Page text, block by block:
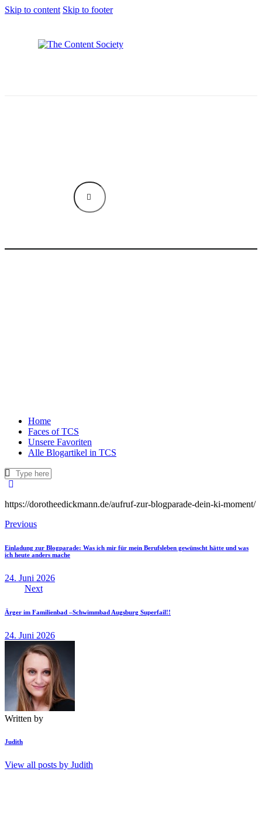
Skip to content Skip to footer
Home
Faces of TCS
Unsere Favoriten
Alle Blogartikel in TCS
https://dorotheedickmann.de/aufruf-zur-blogparade-dein-ki-moment/
Beitragsnavigation
Previous
Einladung zur Blogparade: Was ich mir für mein Berufsleben gewünscht hätte und was
ich heute anders mache
24. Juni 2026
Next
Ärger im Familienbad –Schwimmbad Augsburg Superfail!!
24. Juni 2026
Written by
Judith
View all posts by Judith